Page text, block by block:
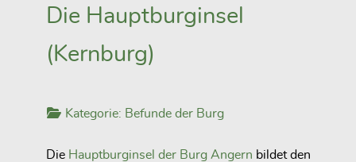
Die Hauptburginsel
(Kernburg)
Kategorie: Befunde der Burg
Die Hauptburginsel der Burg Angern bildet den